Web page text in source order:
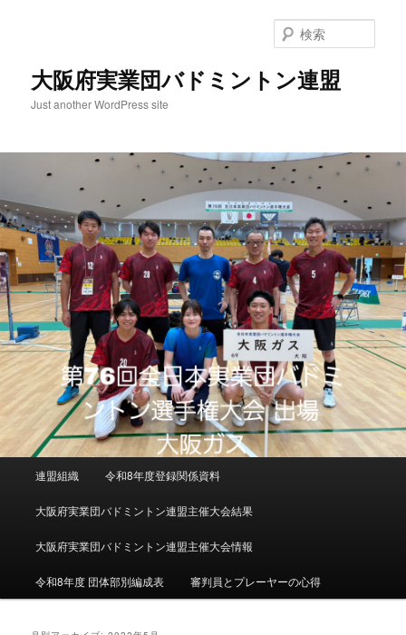
大阪府実業団バドミントン連盟
Just another WordPress site
索
メインメニュー
メインコンテンツへ移動
サブコンテンツへ移動
連盟組織 令和8年度登録関係資料
大阪府実業団バドミントン連盟主催大会結果
大阪府実業団バドミントン連盟主催大会情報
令和8年度 団体部別編成表 審判員とプレーヤーの心得